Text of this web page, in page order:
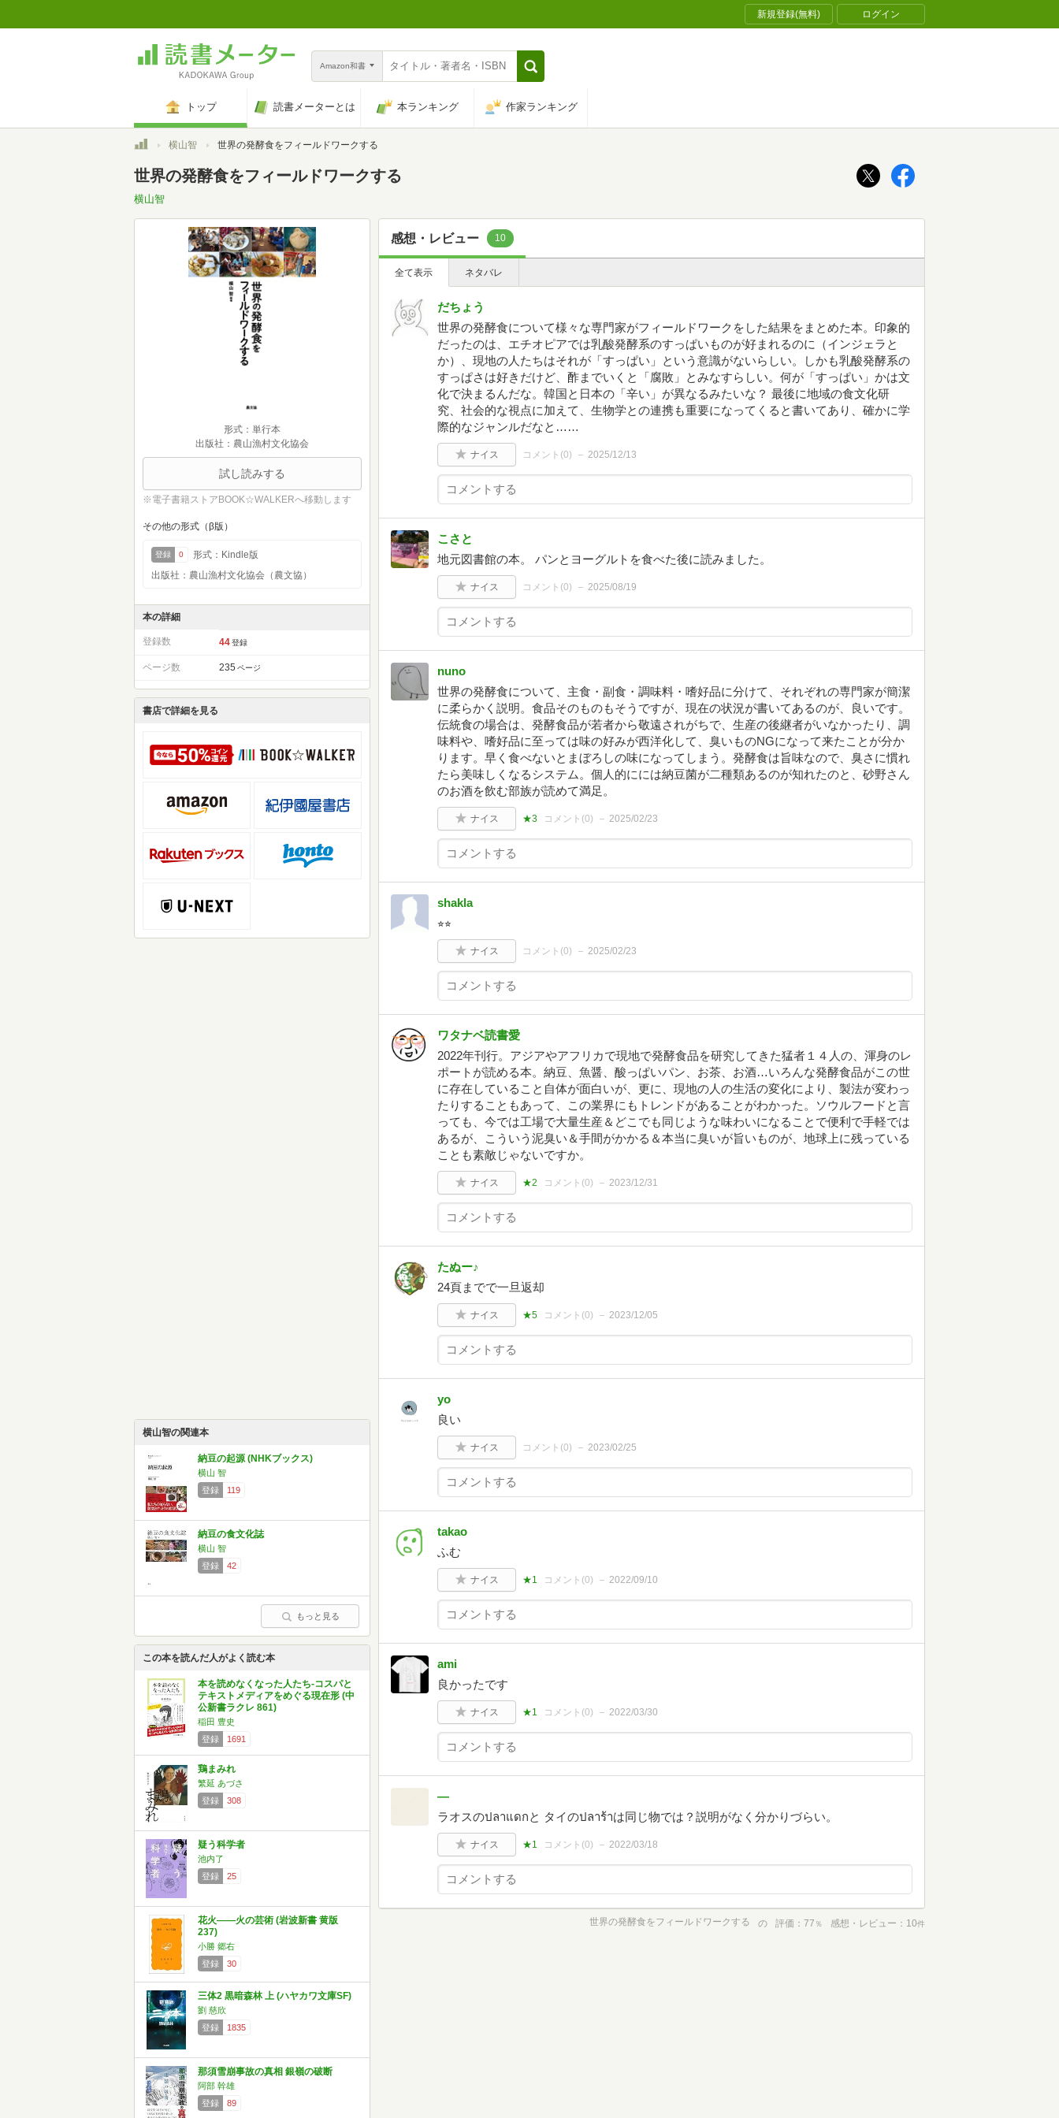
新規登録(無料) ログイン
Amazon和書
トップ 読書メーターとは 本ランキング 作家ランキング
トップ横山智 世界の発酵食をフィールドワークする
世界の発酵食をフィールドワークする
横山智
形式：単行本
出版社：農山漁村文化協会
試し読みする
※電子書籍ストアBOOK☆WALKERへ移動します
その他の形式（β版）
登録 0
形式：Kindle版
出版社：農山漁村文化協会（農文協）
本の詳細
登録数 44 登録
ページ数 235 ページ
書店で詳細を見る
横山智の関連本
納豆の起源 (NHKブックス)
横山 智
登録
119
納豆の食文化誌
横山 智
登録
42
もっと見る
この本を読んだ人がよく読む本
本を読めなくなった人たち-コスパと
テキストメディアをめぐる現在形 (中
公新書ラクレ 861)
稲田 豊史
登録
1691
鶏まみれ
繁延 あづさ
登録
308
疑う科学者
池内了
登録
25
花火――火の芸術 (岩波新書 黄版
237)
小勝 郷右
登録
30
三体2 黒暗森林 上 (ハヤカワ文庫SF)
劉 慈欣
登録
1835
那須雪崩事故の真相 銀嶺の破断
阿部 幹雄
登録
89
感想・レビュー 10
全て表示 ネタバレ
だちょう
世界の発酵食について様々な専門家がフィールドワークをした結果をまとめた本。印象的
だったのは、エチオピアでは乳酸発酵系のすっぱいものが好まれるのに（インジェラと
か）、現地の人たちはそれが「すっぱい」という意識がないらしい。しかも乳酸発酵系の
すっぱさは好きだけど、酢までいくと「腐敗」とみなすらしい。何が「すっぱい」かは文
化で決まるんだな。韓国と日本の「辛い」が異なるみたいな？ 最後に地域の食文化研
究、社会的な視点に加えて、生物学との連携も重要になってくると書いてあり、確かに学
際的なジャンルだなと……
ナイス コメント(0) 2025/12/13
こさと
地元図書館の本。 パンとヨーグルトを食べた後に読みました。
ナイス コメント(0) 2025/08/19
nuno
世界の発酵食について、主食・副食・調味料・嗜好品に分けて、それぞれの専門家が簡潔
に柔らかく説明。食品そのものもそうですが、現在の状況が書いてあるのが、良いです。
伝統食の場合は、発酵食品が若者から敬遠されがちで、生産の後継者がいなかったり、調
味料や、嗜好品に至っては味の好みが西洋化して、臭いものNGになって来たことが分か
ります。早く食べないとまぼろしの味になってしまう。発酵食は旨味なので、臭さに慣れ
たら美味しくなるシステム。個人的にには納豆菌が二種類あるのが知れたのと、砂野さん
のお酒を飲む部族が読めて満足。
ナイス ★3 コメント(0) 2025/02/23
shakla
⭐︎⭐︎
ナイス コメント(0) 2025/02/23
ワタナベ読書愛
2022年刊行。アジアやアフリカで現地で発酵食品を研究してきた猛者１４人の、渾身のレ
ポートが読める本。納豆、魚醤、酸っぱいパン、お茶、お酒…いろんな発酵食品がこの世
に存在していること自体が面白いが、更に、現地の人の生活の変化により、製法が変わっ
たりすることもあって、この業界にもトレンドがあることがわかった。ソウルフードと言
っても、今では工場で大量生産＆どこでも同じような味わいになることで便利で手軽では
あるが、こういう泥臭い＆手間がかかる＆本当に臭いが旨いものが、地球上に残っている
ことも素敵じゃないですか。
ナイス ★2 コメント(0) 2023/12/31
たぬー♪
24頁までで一旦返却
ナイス ★5 コメント(0) 2023/12/05
yo
良い
ナイス コメント(0) 2023/02/25
takao
ふむ
ナイス ★1 コメント(0) 2022/09/10
ami
良かったです
ナイス ★1 コメント(0) 2022/03/30
―
ラオスのปลาแดกと タイのปลาร้าは同じ物では？説明がなく分かりづらい。
ナイス ★1 コメント(0) 2022/03/18
世界の発酵食をフィールドワークする の 評価 77 ％ 感想・レビュー 10件